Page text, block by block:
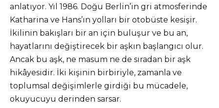
anlatıyor. Yıl 1986. Doğu Berlin’in gri atmosferinde
Katharina ve Hans’ın yolları bir otobüste kesişir.
İkilinin bakışları bir an için buluşur ve bu an,
hayatlarını değiştirecek bir aşkın başlangıcı olur.
Ancak bu aşk, ne masum ne de sıradan bir aşk
hikâyesidir. İki kişinin birbiriyle, zamanla ve
toplumsal değişimlerle girdiği bu mücadele,
okuyucuyu derinden sarsar.